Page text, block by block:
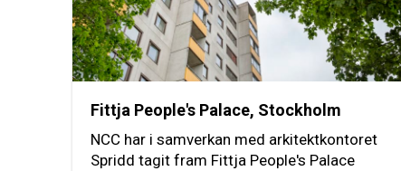
Fittja People's Palace, Stockholm
NCC har i samverkan med arkitektkontoret
Spridd tagit fram Fittja People's Palace